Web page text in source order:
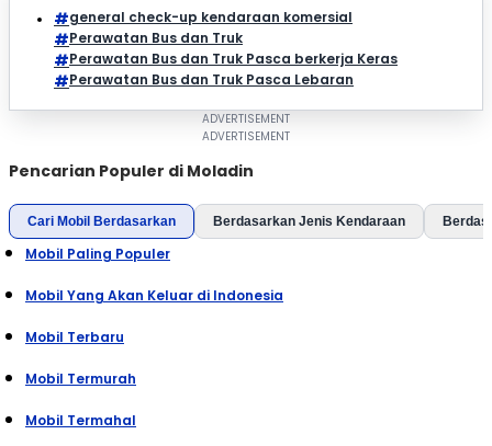
general check-up kendaraan komersial
Perawatan Bus dan Truk
Perawatan Bus dan Truk Pasca berkerja Keras
Perawatan Bus dan Truk Pasca Lebaran
Pencarian Populer di Moladin
Cari Mobil Berdasarkan Berdasarkan Jenis Kendaraan
Mobil Paling Populer
Mobil Yang Akan Keluar di Indonesia
Mobil Terbaru
Mobil Termurah
Mobil Termahal